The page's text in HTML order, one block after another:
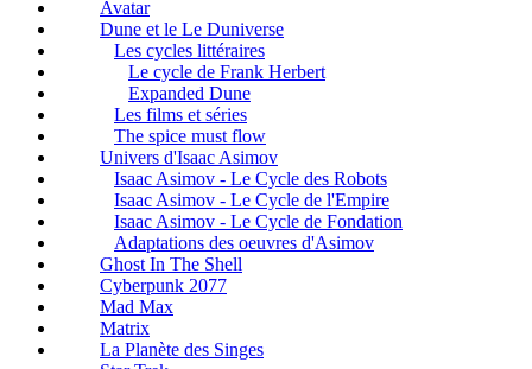
Avatar
Dune et le Le Duniverse
Les cycles littéraires
Le cycle de Frank Herbert
Expanded Dune
Les films et séries
The spice must flow
Univers d'Isaac Asimov
Isaac Asimov - Le Cycle des Robots
Isaac Asimov - Le Cycle de l'Empire
Isaac Asimov - Le Cycle de Fondation
Adaptations des oeuvres d'Asimov
Ghost In The Shell
Cyberpunk 2077
Mad Max
Matrix
La Planète des Singes